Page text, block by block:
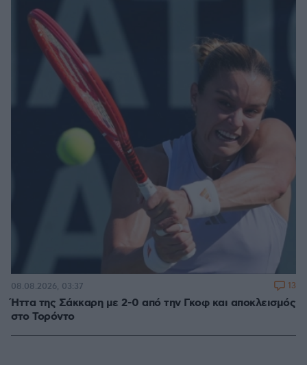
Ήττα της Σάκκαρη με 2-0 από την Γκοφ και αποκλεισμός
στο Τορόντο
08.08.2026, 03:37 13